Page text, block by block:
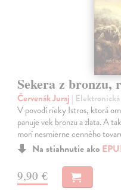
Sekera z bronzu,
Červenák Juraj |
V povodí rieky Istros, ktorá
panuje vek bronzu a zlata. A
morí nesmierne cenného
Na stiahnutie ako
9,90 €